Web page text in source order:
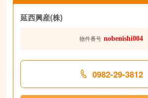
延西興産(株)
物件番号 nobenishi004
0982-29-3812